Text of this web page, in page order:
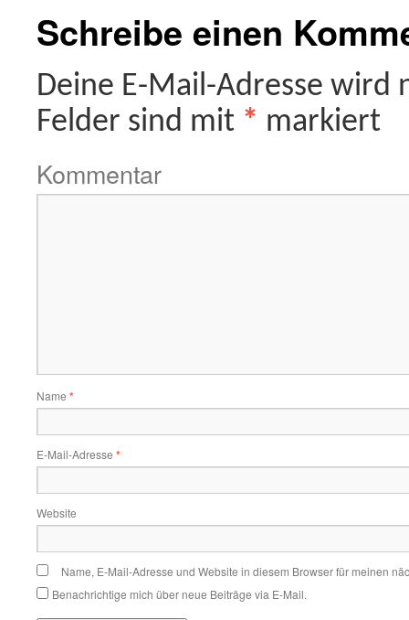
Schreibe einen
Deine E-Mail-Adresse
Felder sind mit * markiert
Kommentar
Name *
E-Mail-Adresse *
Website
Name, E-Mail-Adresse und Website in diesem Browser für meinen
Benachrichtige mich über neue Beiträge via E-Mail.